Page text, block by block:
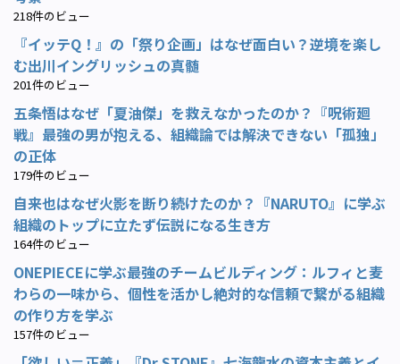
218件のビュー
『イッテQ！』の「祭り企画」はなぜ面白い？逆境を楽し
む出川イングリッシュの真髄
201件のビュー
五条悟はなぜ「夏油傑」を救えなかったのか？『呪術廻
戦』最強の男が抱える、組織論では解決できない「孤独」
の正体
179件のビュー
自来也はなぜ火影を断り続けたのか？『NARUTO』に学ぶ
組織のトップに立たず伝説になる生き方
164件のビュー
ONEPIECEに学ぶ最強のチームビルディング：ルフィと麦
わらの一味から、個性を活かし絶対的な信頼で繋がる組織
の作り方を学ぶ
157件のビュー